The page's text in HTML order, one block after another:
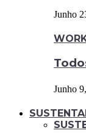
Junho
Junho